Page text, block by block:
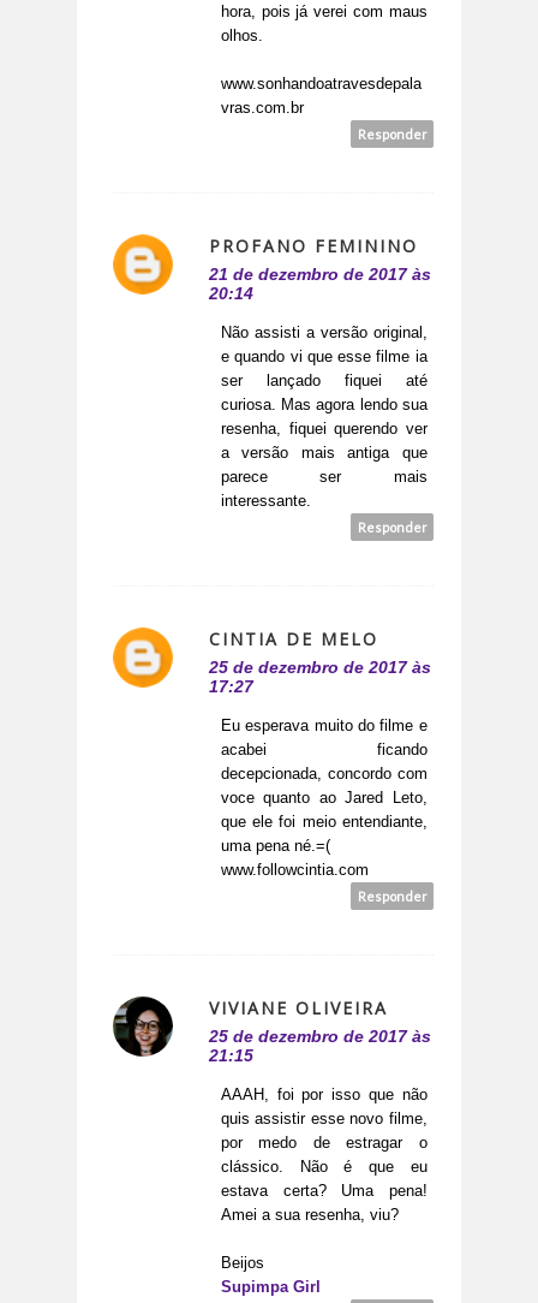
hora, pois já verei com maus
olhos.
www.sonhandoatravesdepala
vras.com.br
Responder
PROFANO FEMININO
21 de dezembro de 2017 às
20:14
Não assisti a versão original,
e quando vi que esse filme ia
ser lançado fiquei até
curiosa. Mas agora lendo sua
resenha, fiquei querendo ver
a versão mais antiga que
parece ser mais
interessante.
Responder
CINTIA DE MELO
25 de dezembro de 2017 às
17:27
Eu esperava muito do filme e
acabei ficando
decepcionada, concordo com
voce quanto ao Jared Leto,
que ele foi meio entendiante,
uma pena né.=(
www.followcintia.com
Responder
VIVIANE OLIVEIRA
25 de dezembro de 2017 às
21:15
AAAH, foi por isso que não
quis assistir esse novo filme,
por medo de estragar o
clássico. Não é que eu
estava certa? Uma pena!
Amei a sua resenha, viu?
Beijos
Supimpa Girl